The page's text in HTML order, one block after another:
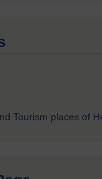
Tourism places of